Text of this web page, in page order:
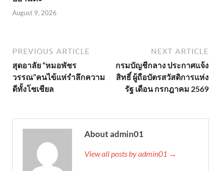
August 9, 2026
PREVIOUS ARTICLE
สุดอาลัย “หมอพัชร
วรรณ”คนไข้แห่รำลึกความ
ดีทั้งโซเชียล
NEXT ARTICLE
กรมบัญชีกลาง ประกาศแจ้ง
สิทธิ์ ผู้ถือบัตรสวัสดิการแห่ง
รัฐ เดือน กรกฎาคม 2569
About admin01
View all posts by admin01 →